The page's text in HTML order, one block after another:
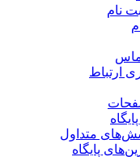
نام
ارتباط
متداول
پایگاه